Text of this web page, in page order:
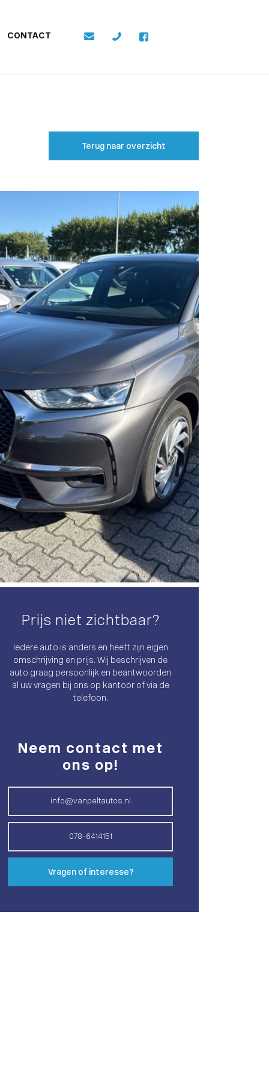
CONTACT
Terug naar overzicht
Prijs niet zichtbaar?
Iedere auto is anders en heeft zijn eigen
omschrijving en prijs. Wij beschrijven de
auto graag persoonlijk en beantwoorden
al uw vragen bij ons op kantoor of via de
telefoon.
Neem contact met
ons op!
info@vanpeltautos.nl
078-6414151
Vragen of interesse?